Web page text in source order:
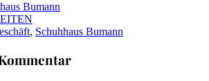
Bumann
, Schuhhaus Bumann